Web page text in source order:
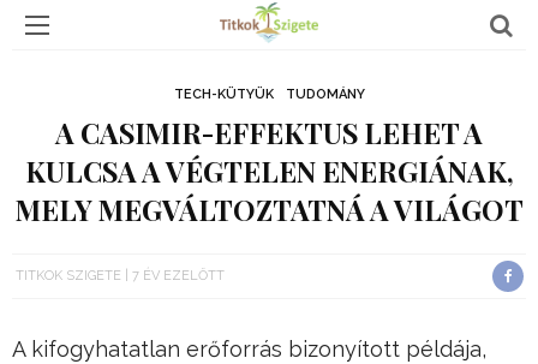
TECH-KÜTYÜK TUDOMÁNY
A CASIMIR-EFFEKTUS LEHET A
KULCSA A VÉGTELEN ENERGIÁNAK,
MELY MEGVÁLTOZTATNÁ A VILÁGOT
TITKOK SZIGETE 7 ÉV EZELŐTT
A kifogyhatatlan erőforrás bizonyított példája,